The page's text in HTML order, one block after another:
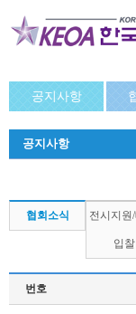
공지사항
공지사항
협회소식 전시지원
입찰
번호